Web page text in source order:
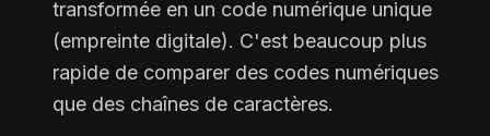
transformée en un code numérique unique
(empreinte digitale). C'est beaucoup plus
rapide de comparer des codes numériques
que des chaînes de caractères.